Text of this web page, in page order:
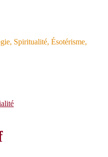
Spiritualité, Ésotérisme,